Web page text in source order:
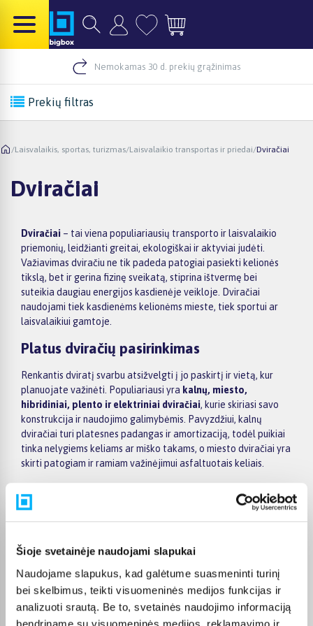
Šioje svetainėje naudojami slapukai
Naudojame slapukus, kad galėtume suasmeninti turinį
bei skelbimus, teikti visuomeninės medijos funkcijas ir
analizuoti srautą. Be to, svetainės naudojimo informaciją
bendriname su visuomeninės medijos, reklamavimo ir
Nemokamas 30 d. prekių grąžinimas
Prekių filtras
/Laisvalaikis, sportas, turizmas/Laisvalaikio transportas ir priedai/Dviračiai
Dviračiai
Dviračiai – tai viena populiariausių transporto ir laisvalaikio
priemonių, leidžianti greitai, ekologiškai ir aktyviai judėti.
Važiavimas dviračiu ne tik padeda patogiai pasiekti kelionės
tikslą, bet ir gerina fizinę sveikatą, stiprina ištvermę bei
suteikia daugiau energijos kasdienėje veikloje. Dviračiai
naudojami tiek kasdienėms kelionėms mieste, tiek sportui ar
laisvalaikiui gamtoje.
Platus dviračių pasirinkimas
Renkantis dviratį svarbu atsižvelgti į jo paskirtį ir vietą, kur
planuojate važinėti. Populiariausi yra kalnų, miesto,
hibridiniai, plento ir elektriniai dviračiai, kurie skiriasi savo
konstrukcija ir naudojimo galimybėmis. Pavyzdžiui, kalnų
dviračiai turi platesnes padangas ir amortizaciją, todėl puikiai
tinka nelygiems keliams ar miško takams, o miesto dviračiai yra
skirti patogiam ir ramiam važinėjimui asfaltuotais keliais.
Komfortas ir aktyvus laisvalaikis
ir kraujagyslių sistemos veiklą bei padeda palaikyti gerą fizinę
formą. Be to, tai puikus būdas praleisti laiką su šeima ar
draugais, keliaujant dviračių takais, parkuose ar gamtoje.
Kaip išsirinkti tinkamą dviratį